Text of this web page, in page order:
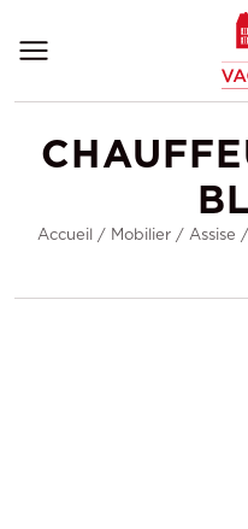
Accueil / Mobilier/ Assise /